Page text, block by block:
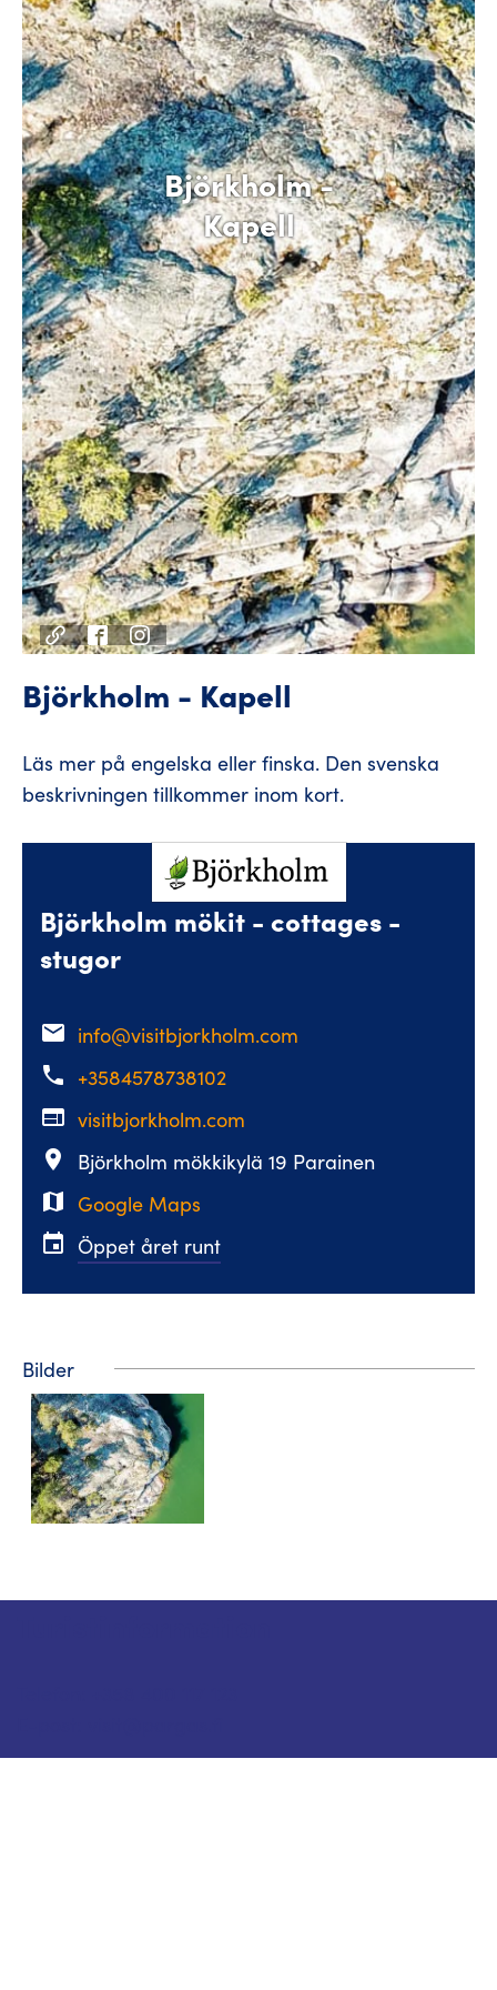
Björkholm -
Kapell
Björkholm - Kapell
Läs mer på engelska eller finska. Den svenska
beskrivningen tillkommer inom kort.
Björkholm mökit - cottages -
stugor
email info@visitbjorkholm.com
phone +3584578738102
web visitbjorkholm.com
place
Björkholm mökkikylä 19 Parainen
map Google Maps
event Öppet året runt
Bilder